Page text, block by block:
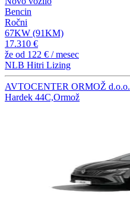
Bencin
Ročni
67KW (91KM)
17.310 €
že od 122 € / mesec
NLB Hitri Lizing
AVTOCENTER ORMOŽ d.o.o.
Hardek 44C,Ormož